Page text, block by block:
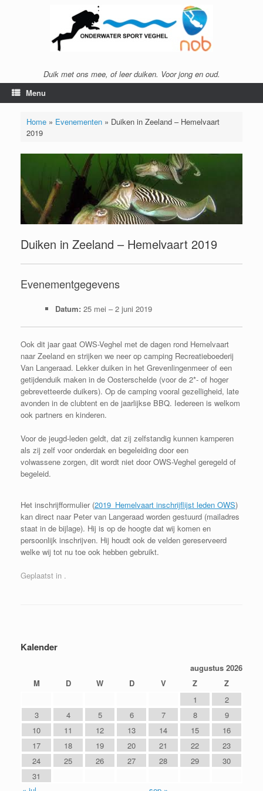
Duik met ons mee, of leer duiken. Voor jong en oud.
Menu
Home» Evenementen» Duiken in Zeeland – Hemelvaart
2019
Duiken in Zeeland – Hemelvaart 2019
Evenementgegevens
Datum: 25 mei –2 juni 2019
Ook dit jaar gaat OWS-Veghel met de dagen rond Hemelvaart
naar Zeeland en strijken we neer op camping Recreatieboederij
Van Langeraad. Lekker duiken in het Grevenlingenmeer of een
getijdenduik maken in de Oosterschelde (voor de 2*- of hoger
gebrevetteerde duikers). Op de camping vooral gezelligheid, late
avonden in de clubtent en de jaarlijkse BBQ. Iedereen is welkom
ook partners en kinderen.
Voor de jeugd-leden geldt, dat zij zelfstandig kunnen kamperen
als zij zelf voor onderdak en begeleiding door een
volwassene zorgen, dit wordt niet door OWS-Veghel geregeld of
begeleid.
Het inschrijfformulier (2019_Hemelvaart inschrijflijst leden OWS)
kan direct naar Peter van Langeraad worden gestuurd (mailadres
staat in de bijlage). Hij is op de hoogte dat wij komen en
persoonlijk inschrijven. Hij houdt ook de velden gereserveerd
welke wij tot nu toe ook hebben gebruikt.
Geplaatst in .
Kalender
augustus 2026
M
D W D V Z
Z
1
2
3
4 5 6 7 8
9
10
11 12 13 14 15
16
17
18 19 20 21 22
23
24
25 26 27 28 29
30
31